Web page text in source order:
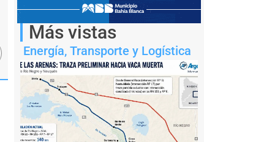
Más vistas
Energía, Transporte y Logística